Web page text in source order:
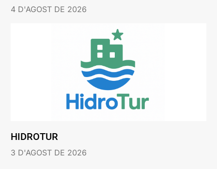
4 D'AGOST DE 2026
HIDROTUR
3 D'AGOST DE 2026